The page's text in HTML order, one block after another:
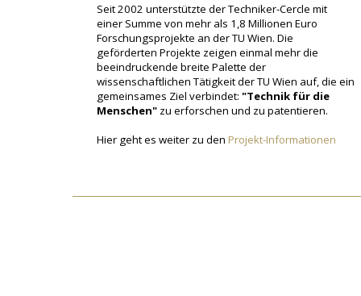
Seit 2002 unterstützte der Techniker-Cercle mit
einer Summe von mehr als 1,8 Millionen Euro
Forschungsprojekte an der TU Wien. Die
geförderten Projekte zeigen einmal mehr die
beeindruckende breite Palette der
wissenschaftlichen Tätigkeit der TU Wien auf, die ein
gemeinsames Ziel verbindet: "Technik für die
Menschen" zu erforschen und zu patentieren.
Hier geht es weiter zu den Projekt-Informationen